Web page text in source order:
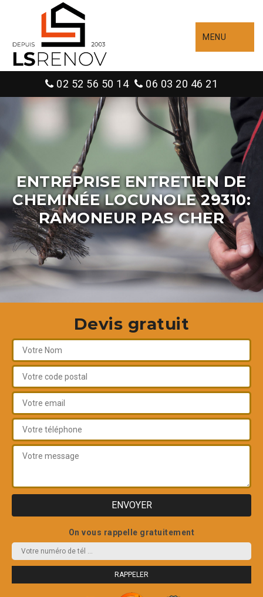
MENU
02 52 56 50 14 06 03 20 46 21
ENTREPRISE ENTRETIEN DE
CHEMINÉE LOCUNOLE 29310:
RAMONEUR PAS CHER
Devis gratuit
On vous rappelle gratuitement